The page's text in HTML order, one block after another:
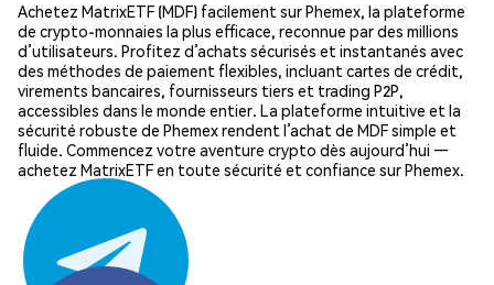
Achetez MatrixETF (MDF) facilement sur Phemex, la plateforme
de crypto-monnaies la plus efficace, reconnue par des millions
d’utilisateurs. Profitez d’achats sécurisés et instantanés avec
des méthodes de paiement flexibles, incluant cartes de crédit,
virements bancaires, fournisseurs tiers et trading P2P,
accessibles dans le monde entier. La plateforme intuitive et la
sécurité robuste de Phemex rendent l’achat de MDF simple et
fluide. Commencez votre aventure crypto dès aujourd’hui —
achetez MatrixETF en toute sécurité et confiance sur Phemex.